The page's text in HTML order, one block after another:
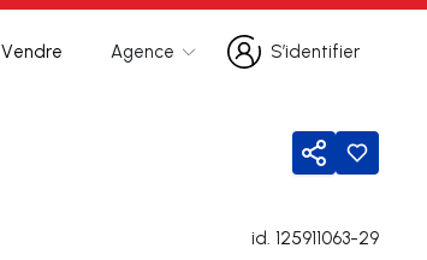
Vendre Agence
S’identifier
S’identifier
Partager
id. 125911063-29